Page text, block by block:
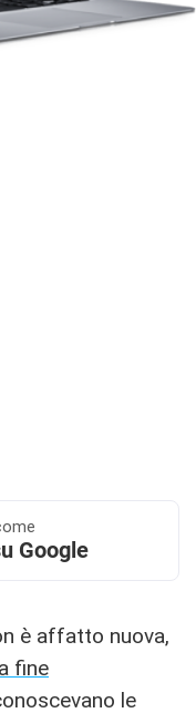
Google
è affatto nuova,
fine
le